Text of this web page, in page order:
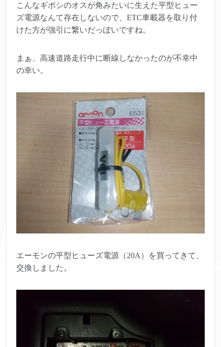
こんなギボシのオスが角みたいに生えた平型ヒュー
ズ電源なんて存在しないので、ETC車載器を取り付
けた方が強引に繋いだっぽいですね。
まぁ、高速道路走行中に断線しなかったのが不幸中
の幸い。
エーモンの平型ヒューズ電源（20A）を買ってきて、
交換しました。